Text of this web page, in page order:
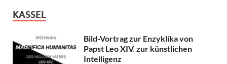
KASSEL
Bild-Vortrag zur Enzyklika von
Papst Leo XIV. zur künstlichen
Intelligenz